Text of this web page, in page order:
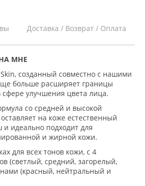
Доставка / Возврат / Оплата
МНЕ
созданный совместно с нашими
больше расширяет границы
улучшения цвета лица.
со средней и высокой
на коже естественный
идеально подходит для
и жирной кожи.
для всех тонов кожи, с 4
(светлый, средний, загорелый,
(красный, нейтральный и